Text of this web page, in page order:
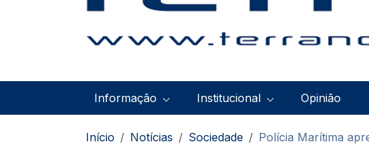
Navegação principal
Informação Institucional Opinião
Navegação estrutural
Início Notícias Sociedade Polícia Marítima